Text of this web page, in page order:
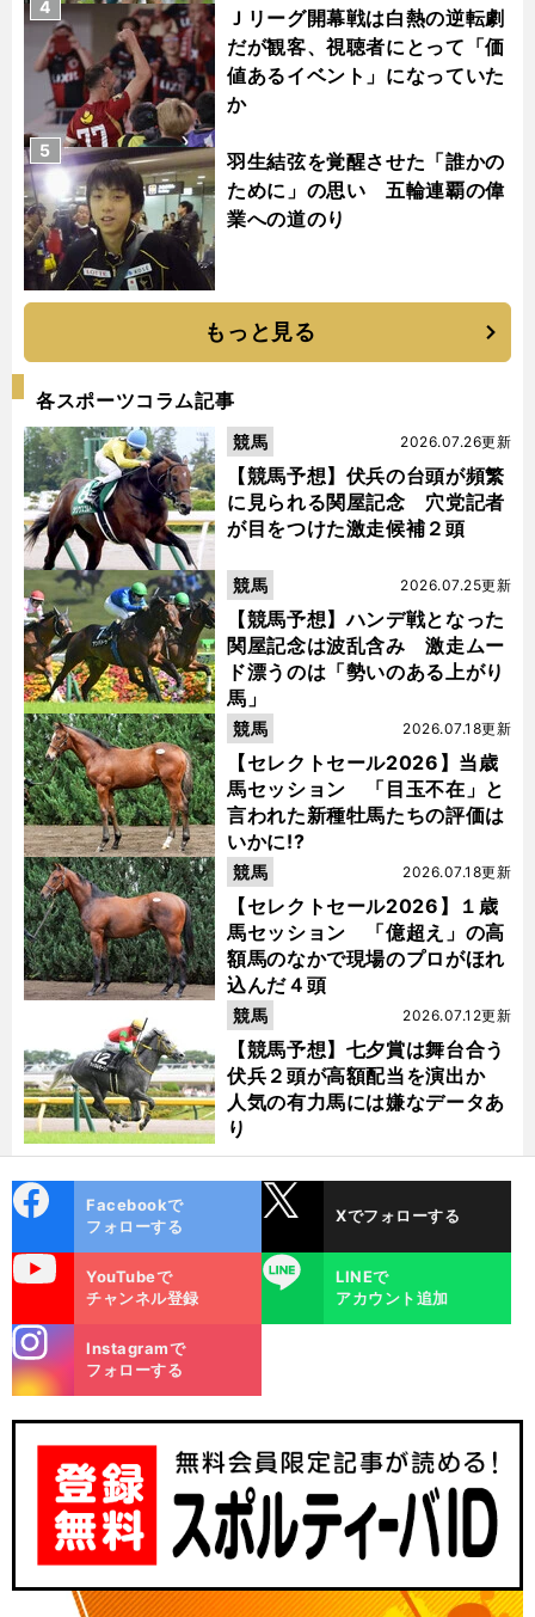
Ｊリーグ開幕戦は白熱の逆転劇
だが観客、視聴者にとって「価
値あるイベント」になっていた
か
4
羽生結弦を覚醒させた「誰かの
ために」の思い 五輪連覇の偉
業への道のり
5
もっと見る
各スポーツコラム記事
【競馬予想】伏兵の台頭が頻繁
に見られる関屋記念 穴党記者
が目をつけた激走候補２頭
2026.07.26更新
競馬
【競馬予想】ハンデ戦となった
関屋記念は波乱含み 激走ムー
ド漂うのは「勢いのある上がり
馬」
2026.07.25更新
競馬
【セレクトセール2026】当歳
馬セッション 「目玉不在」と
言われた新種牡馬たちの評価は
いかに!?
2026.07.18更新
競馬
【セレクトセール2026】１歳
馬セッション 「億超え」の高
額馬のなかで現場のプロがほれ
込んだ４頭
2026.07.18更新
競馬
【競馬予想】七夕賞は舞台合う
伏兵２頭が高額配当を演出か
人気の有力馬には嫌なデータあ
り
2026.07.12更新
競馬
ok
Facebookで
フォローする
Xでフォローする
YouTubeで
チャンネル登録
LINE
LINEで
アカウント追加
m
Instagramで
フォローする